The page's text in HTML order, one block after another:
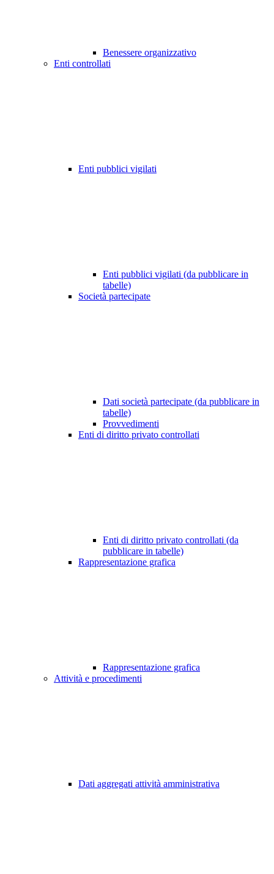
Benessere organizzativo
Enti controllati
Enti pubblici vigilati
Enti pubblici vigilati (da pubblicare in
tabelle)
Società partecipate
Dati società partecipate (da pubblicare in
tabelle)
Provvedimenti
Enti di diritto privato controllati
Enti di diritto privato controllati (da
pubblicare in tabelle)
Rappresentazione grafica
Rappresentazione grafica
Attività e procedimenti
Dati aggregati attività amministrativa